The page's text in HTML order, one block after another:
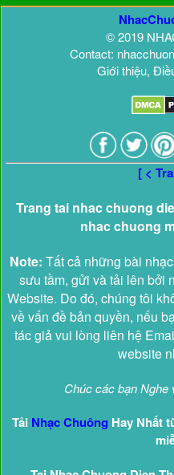
© 2019
Contact:
Giới thiệu,
[ <
Trang tai nhac chuong
nhac chuong
Note: Tất cả những bài
sưu tầm, gửi và tải lên bởi
Website. Do đó, chúng tôi
về vấn đề bản quyền, nếu
tác giả vui lòng liên hệ
website
Chúc các bạn Nghe
Tải Nhạc Chuông Hay Nhất